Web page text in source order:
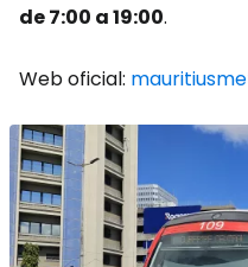
de 7:00 a 19:00.
Web oficial: